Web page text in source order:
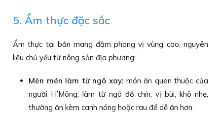
5. Ẩm thực đặc sắc
Ẩm thực tại bản mang đậm phong vị vùng cao, nguyên
liệu chủ yếu từ nông sản địa phương:
Mèn mén làm từ ngô xay: món ăn quen thuộc của
người H’Mông, làm từ ngô đồ chín, vị bùi, khô nhẹ,
thường ăn kèm canh nóng hoặc rau để dễ ăn hơn.